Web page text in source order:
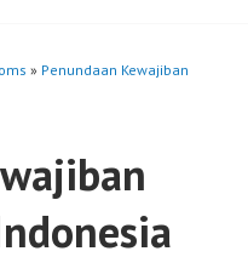
» Penundaan Kewajiban